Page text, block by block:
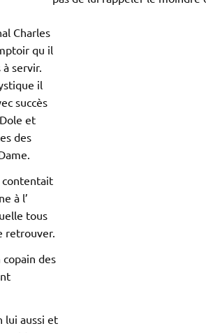
Charles
qu il
servir.
il
succès
et
des
contentait
à l’
tous
retrouver.
copain des
lui aussi et